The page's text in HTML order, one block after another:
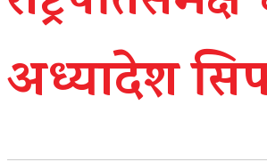
अध्यादेश